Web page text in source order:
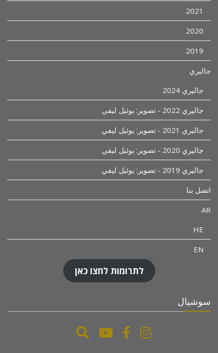
2021
2020
2019
جاليري
جاليري 2024
جاليري 2022 - تصوير: يوئيل ليفي
جاليري 2021 - تصوير: يوئيل ليفي
جاليري 2020 - تصوير: يوئيل ليفي
جاليري 2019 - تصوير: يوئيل ليفي
اتصل بنا
AR
HE
EN
לתרומות לחצו כאן
سوشيال